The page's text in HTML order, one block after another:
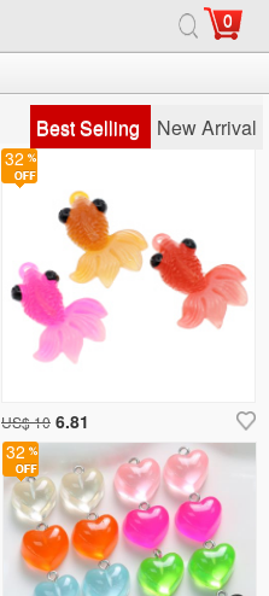
0
Best Selling New Arrival
32
32
US$ 10 6.81